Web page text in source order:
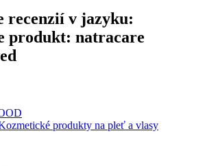
recenzií v jazyku:
produkt: natracare
produkty na pleť a vlasy